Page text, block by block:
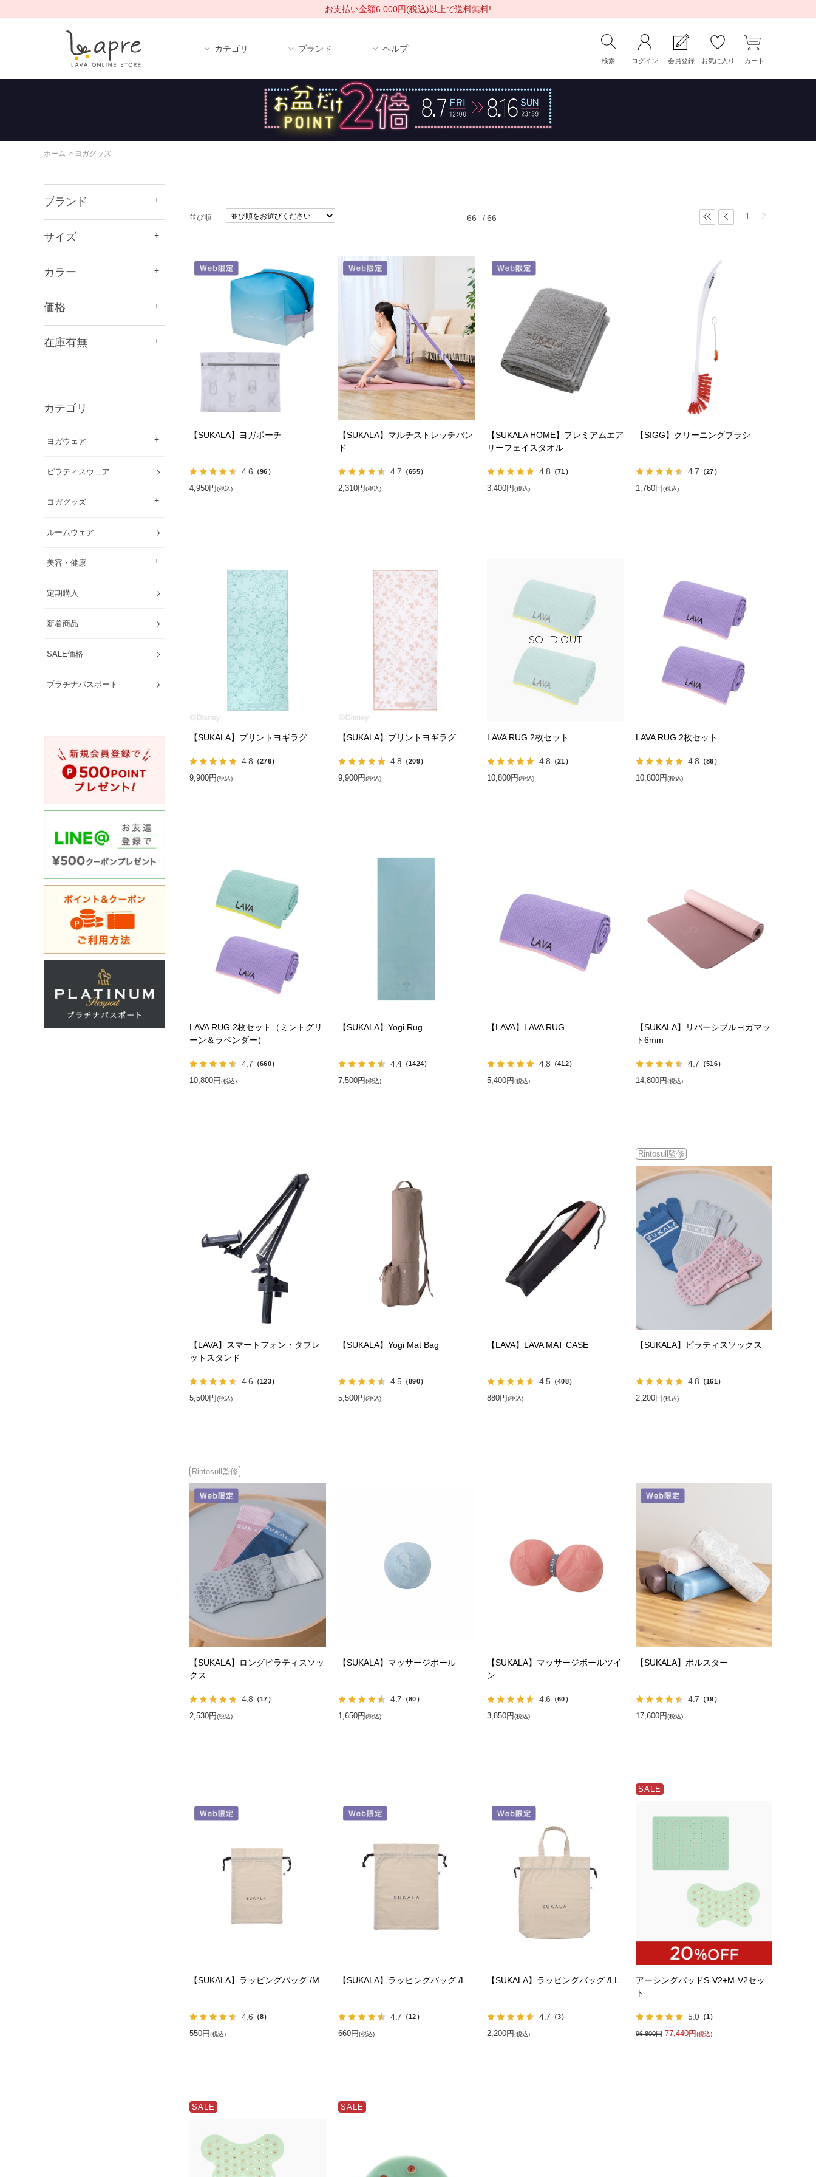
お支払い金額6,000円(税込)以上で送料無料!
カテゴリ ブランド ヘルプ
検索 ログイン 会員登録 お気に入り カート
ホーム > ヨガグッズ
ブランド
サイズ
カラー
価格
在庫有無
カテゴリ
ヨガウェア
ピラティスウェア
ヨガグッズ
ルームウェア
美容・健康
定期購入
新着商品
SALE価格
プラチナパスポート
並び順 66 /66 1 2
【SUKALA】ヨガポーチ
4.6 （96）
4,950円(税込)
【SUKALA】マルチストレッチバン
ド
4.7 （655）
2,310円(税込)
【SUKALA HOME】プレミアムエア
リーフェイスタオル
4.8 （71）
3,400円(税込)
【SIGG】クリーニングブラシ
4.7 （27）
1,760円(税込)
【SUKALA】プリントヨギラグ
4.8 （276）
9,900円(税込)
【SUKALA】プリントヨギラグ
4.8 （209）
9,900円(税込)
LAVA RUG 2枚セット
4.8 （21）
10,800円(税込)
LAVA RUG 2枚セット
4.8 （86）
10,800円(税込)
LAVA RUG 2枚セット（ミントグリ
ーン＆ラベンダー）
4.7 （660）
10,800円(税込)
【SUKALA】Yogi Rug
4.4 （1424）
7,500円(税込)
【LAVA】LAVA RUG
4.8 （412）
5,400円(税込)
【SUKALA】リバーシブルヨガマッ
ト6mm
4.7 （516）
14,800円(税込)
【LAVA】スマートフォン・タブレ
ットスタンド
4.6 （123）
5,500円(税込)
【SUKALA】Yogi Mat Bag
4.5 （890）
5,500円(税込)
【LAVA】LAVA MAT CASE
4.5 （408）
880円(税込)
Rintosull監修
【SUKALA】ピラティスソックス
4.8 （161）
2,200円(税込)
Rintosull監修
【SUKALA】ロングピラティスソッ
クス
4.8 （17）
2,530円(税込)
【SUKALA】マッサージボール
4.7 （80）
1,650円(税込)
【SUKALA】マッサージボールツイ
ン
4.6 （60）
3,850円(税込)
【SUKALA】ボルスター
4.7 （19）
17,600円(税込)
【SUKALA】ラッピングバッグ /M
4.6 （8）
550円(税込)
【SUKALA】ラッピングバッグ /L
4.7 （12）
660円(税込)
【SUKALA】ラッピングバッグ /LL
4.7 （3）
2,200円(税込)
SALE
アーシングパッドS-V2+M-V2セッ
ト
5.0 （1）
96,800円 77,440円(税込)
SALE SALE